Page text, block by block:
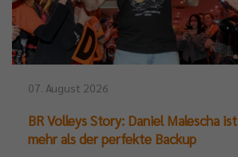
07. August 2026
BR Volleys Story: Daniel Malescha ist
mehr als der perfekte Backup